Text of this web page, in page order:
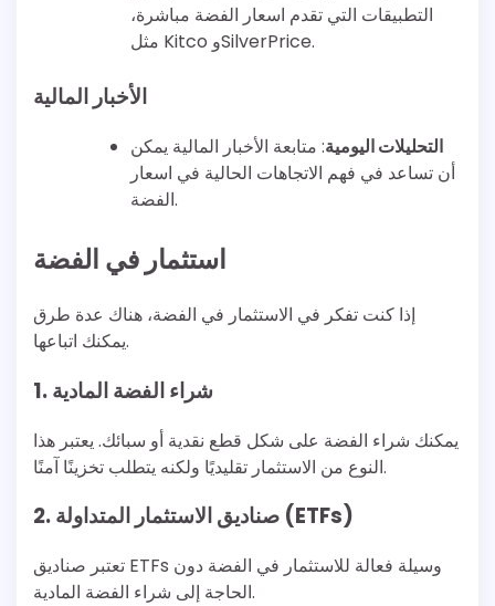
التطبيقات التي تقدم اسعار الفضة مباشرة،
مثل Kitco وSilverPrice.
الأخبار المالية
التحليلات اليومية: متابعة الأخبار المالية يمكن
أن تساعد في فهم الاتجاهات الحالية في اسعار
الفضة.
استثمار في الفضة
إذا كنت تفكر في الاستثمار في الفضة، هناك عدة طرق
يمكنك اتباعها.
1. شراء الفضة المادية
يمكنك شراء الفضة على شكل قطع نقدية أو سبائك. يعتبر هذا
النوع من الاستثمار تقليديًا ولكنه يتطلب تخزينًا آمنًا.
2. صناديق الاستثمار المتداولة (ETFs)
تعتبر صناديق ETFs وسيلة فعالة للاستثمار في الفضة دون
الحاجة إلى شراء الفضة المادية.